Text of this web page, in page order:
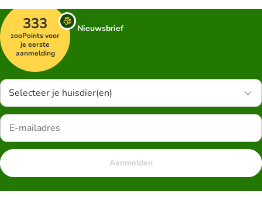
333
zooPoints voor
je eerste
aanmelding
Nieuwsbrief
Selecteer je huisdier(en)
Aanmelden